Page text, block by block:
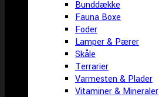
Bunddække
Fauna Boxe
Foder
Lamper & Pærer
Skåle
Terrarier
Varmesten & Plader
Vitaminer & Mineraler